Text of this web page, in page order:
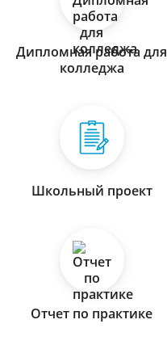
Дипломная работа для
колледжа
Школьный проект
Отчет по практике